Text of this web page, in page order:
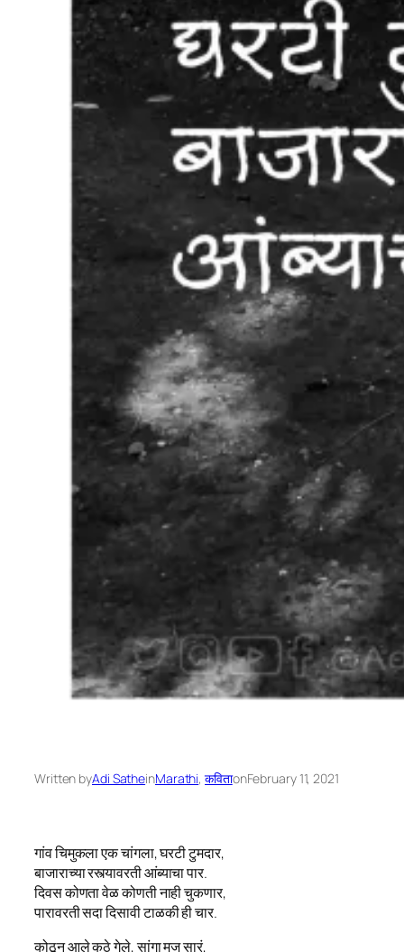
Written byAdi SatheinMarathi, कविताonFebruary 11, 2021
गांव चिमुकला एक चांगला, घरटी टुमदार,
बाजाराच्या रस्त्यावरती आंब्याचा पार.
दिवस कोणता वेळ कोणती नाही चुकणार,
पारावरती सदा दिसावी टाळकी ही चार.
कोठून आले कुठे गेले, सांगा मज सारं,